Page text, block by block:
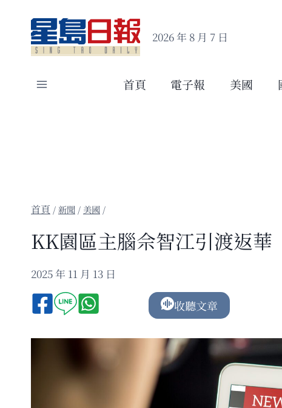
content
2026 年 8 月 7 日
首頁 電子報 美國
/新聞 / 美國 /
KK園區主腦佘智江引渡返華
2025 年 11 月 13 日
收聽文章